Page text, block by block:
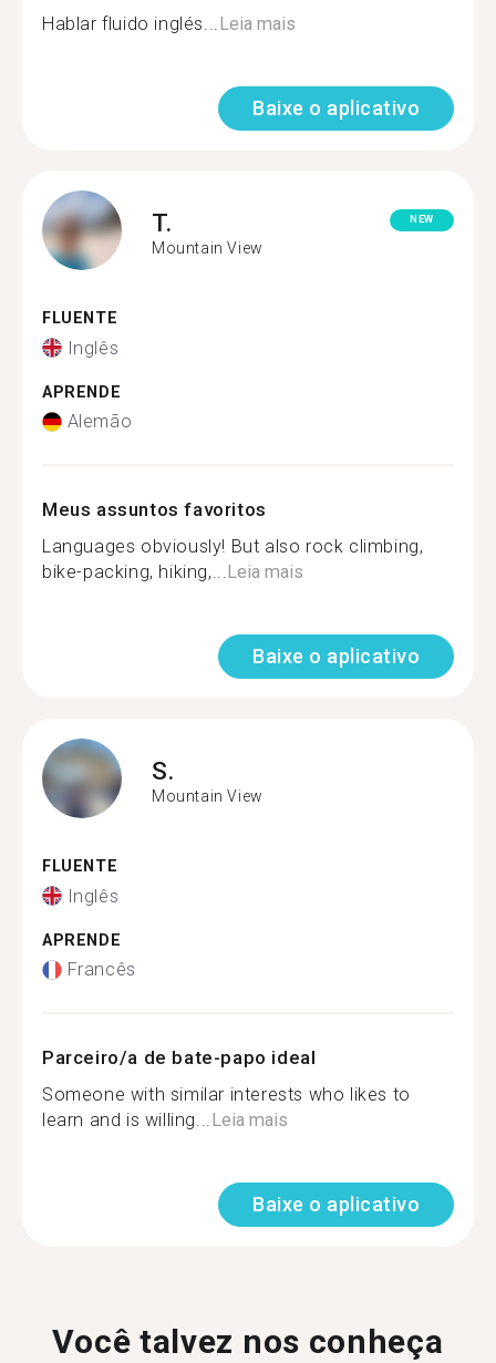
Hablar fluido inglés...Leia mais
Baixe o aplicativo
T.
Mountain View
NEW
FLUENTE
Inglês
APRENDE
Alemão
Meus assuntos favoritos
Languages obviously! But also rock climbing,
bike-packing, hiking,...Leia mais
Baixe o aplicativo
S.
Mountain View
FLUENTE
Inglês
APRENDE
Francês
Parceiro/a de bate-papo ideal
Someone with similar interests who likes to
learn and is willing...Leia mais
Baixe o aplicativo
Você talvez nos conheça